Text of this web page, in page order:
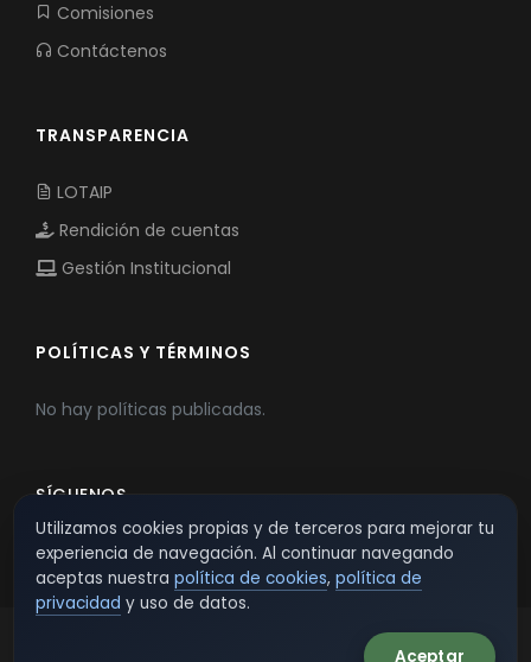
Comisiones
Contáctenos
TRANSPARENCIA
LOTAIP
Rendición de cuentas
Gestión Institucional
POLÍTICAS Y TÉRMINOS
No hay políticas publicadas.
SÍGUENOS
Utilizamos cookies propias y de terceros para mejorar tu
experiencia de navegación. Al continuar navegando
aceptas nuestra política de cookies, política de
privacidad y uso de datos.
Aceptar